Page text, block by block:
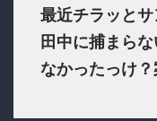
最近チラッと
田中に捕まら
なかったっけ